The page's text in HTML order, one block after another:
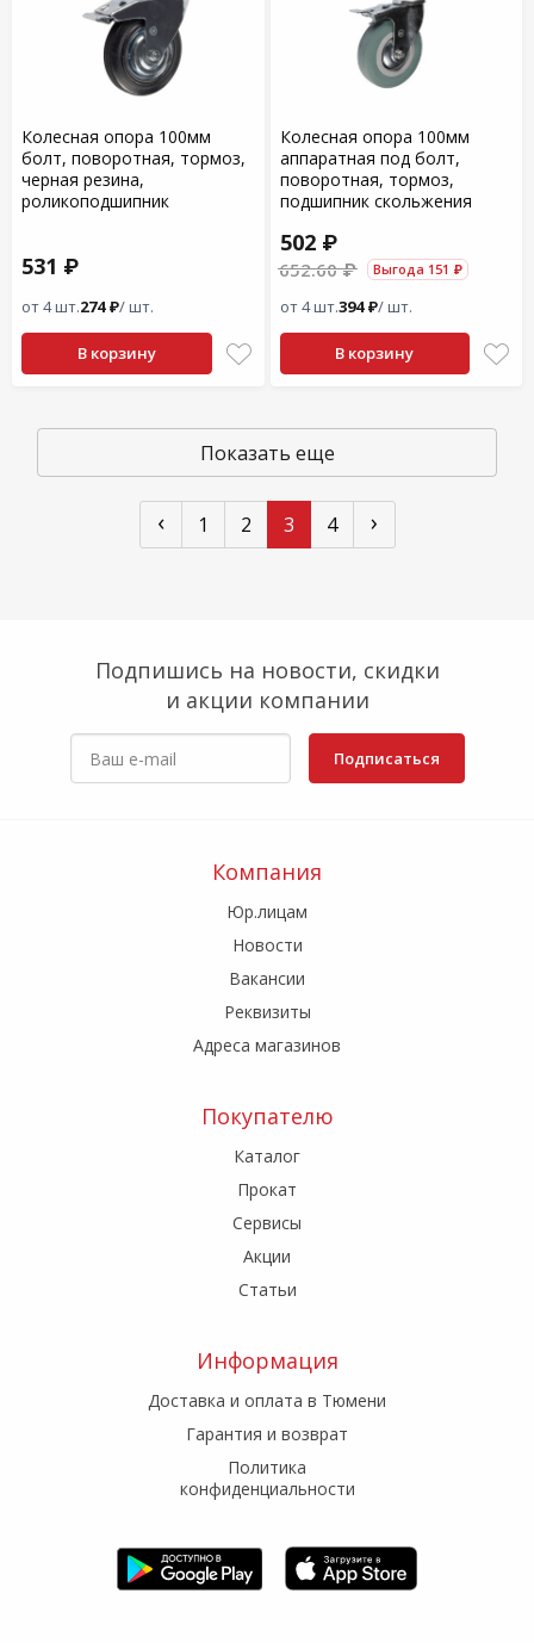
Колесная опора 100мм
болт, поворотная, тормоз,
черная резина,
роликоподшипник
531 ₽
от 4 шт.274 ₽/ шт.
В корзину
Колесная опора 100мм
аппаратная под болт,
поворотная, тормоз,
подшипник скольжения
502 ₽
652.60 ₽ Выгода 151 ₽
от 4 шт.394 ₽/ шт.
В корзину
Показать еще
‹ 1 2 3 4 ›
Подпишись на новости, скидки
и акции компании
Подписаться
Компания
Юр.лицам
Новости
Вакансии
Реквизиты
Адреса магазинов
Покупателю
Каталог
Прокат
Сервисы
Акции
Статьи
Информация
Доставка и оплата в Тюмени
Гарантия и возврат
Политика
конфиденциальности